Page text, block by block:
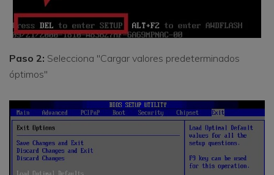
Paso 2: Selecciona "Cargar valores predeterminados
óptimos"